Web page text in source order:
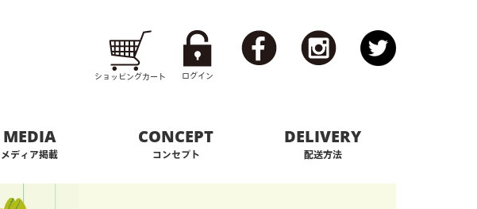
ショッピングカート ログイン
MEDIA
メディア掲載
CONCEPT
コンセプト
DELIVERY
配送方法